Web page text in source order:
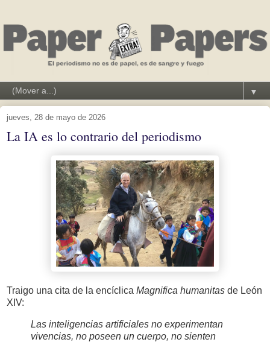
▼
jueves, 28 de mayo de 2026
La IA es lo contrario del periodismo
Traigo una cita de la encíclica Magnifica humanitas de León
XIV:
Las inteligencias artificiales no experimentan
vivencias, no poseen un cuerpo, no sienten